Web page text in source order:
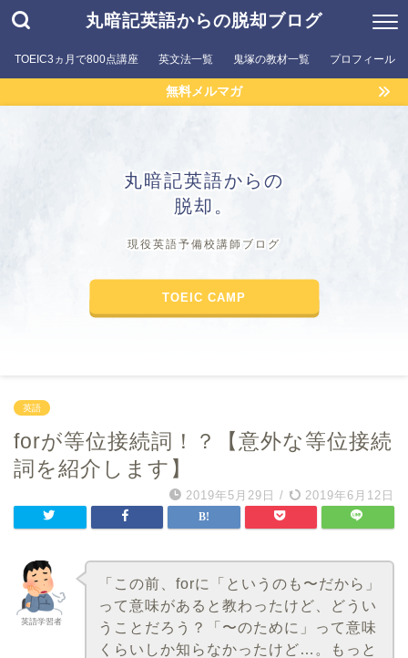
丸暗記英語からの脱却ブログ
TOEIC3ヵ月で800点講座 英文法一覧 鬼塚の教材一覧 プロフィール
無料メルマガ
丸暗記英語からの
脱却。
現役英語予備校講師ブログ
TOEIC CAMP
英語
forが等位接続詞！？【意外な等位接続
詞を紹介します】
2019年5月29日 / 2019年6月12日
英語学習者
「この前、forに「というのも〜だから」
って意味があると教わったけど、どうい
うことだろう？「〜のために」って意味
くらいしか知らなかったけど…。もっと